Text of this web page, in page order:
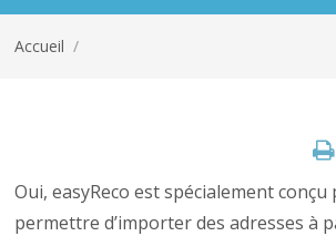
Accueil /
Oui, easyReco est spécialement
permettre d’importer des adresses à